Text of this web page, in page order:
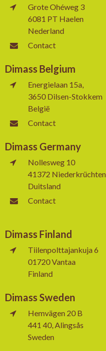
Grote Ohéweg 3
6081 PT Haelen
Nederland
Contact
Dimass Belgium
Energielaan 15a,
3650 Dilsen-Stokkem
België
Contact
Dimass Germany
Nollesweg 10
41372 Niederkrüchten
Duitsland
Contact
Dimass Finland
Tiilenpolttajankuja 6
01720 Vantaa
Finland
Dimass Sweden
Hemvägen 20 B
441 40, Alingsås
Sweden